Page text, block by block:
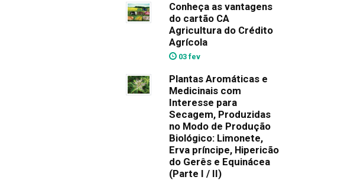
Conheça as vantagens
do cartão CA
Agricultura do Crédito
Agrícola
03 fev
Plantas Aromáticas e
Medicinais com
Interesse para
Secagem, Produzidas
no Modo de Produção
Biológico: Limonete,
Erva príncipe, Hipericão
do Gerês e Equinácea
(Parte I / II)